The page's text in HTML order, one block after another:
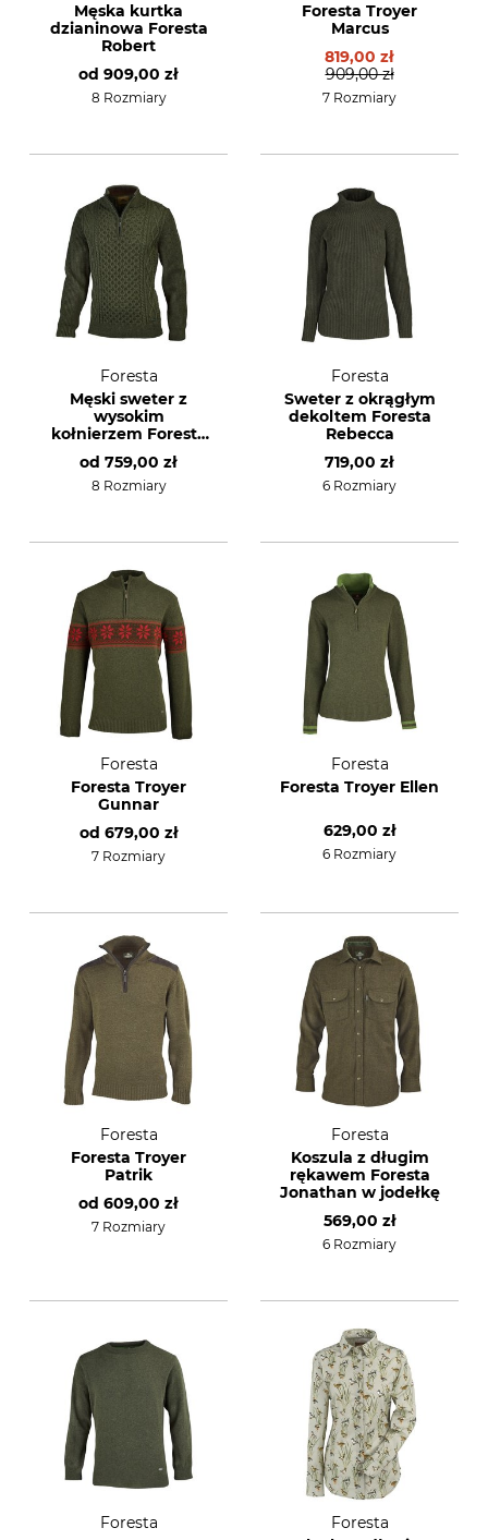
Męska kurtka
dzianinowa Foresta
Robert
od 909,00 zł
8 Rozmiary
Foresta Troyer
Marcus
819,00 zł
909,00 zł
7 Rozmiary
Foresta
Męski sweter z
wysokim
kołnierzem Foresta
od 759,00 zł
8 Rozmiary
Foresta
Sweter z okrągłym
dekoltem Foresta
Rebecca
719,00 zł
6 Rozmiary
Foresta
Foresta Troyer
Gunnar
od 679,00 zł
7 Rozmiary
Foresta
Foresta Troyer Ellen
629,00 zł
6 Rozmiary
Foresta
Foresta Troyer
Patrik
od 609,00 zł
7 Rozmiary
Foresta
Koszula z długim
rękawem Foresta
Jonathan w jodełkę
569,00 zł
6 Rozmiary
Foresta
Foresta